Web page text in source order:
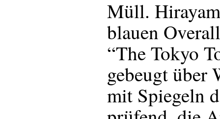
Müll.
blauen
“The Tokyo
gebeugt über
mit Spiegeln